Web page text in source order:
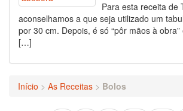
Para esta receita de
aconselhamos a que seja utilizado um
por 30 cm. Depois, é só “pôr mãos à
[…]
Início > As Receitas > Bolos